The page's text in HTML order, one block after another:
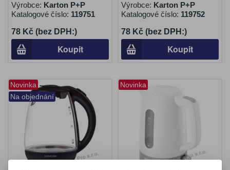
Výrobce: Karton P+P
Katalogové číslo: 119751
78 Kč (bez DPH:)
Koupit
Výrobce: Karton P+P
Katalogové číslo: 119752
78 Kč (bez DPH:)
Koupit
Novinka
Na objednání
Novinka